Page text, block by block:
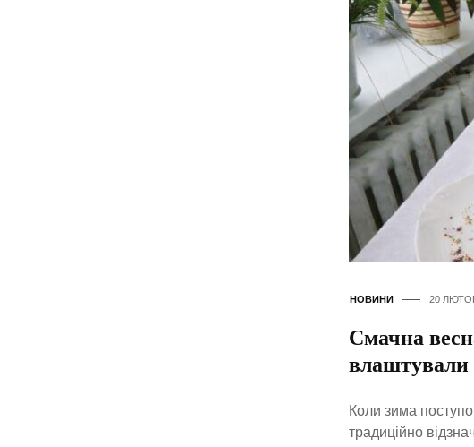
НОВИНИ 20
Смачна
влаштували
Коли зима
традиційно